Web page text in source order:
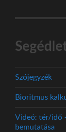
Szójegyzék
Bioritmus
Videó: tér/idő
bemutatása